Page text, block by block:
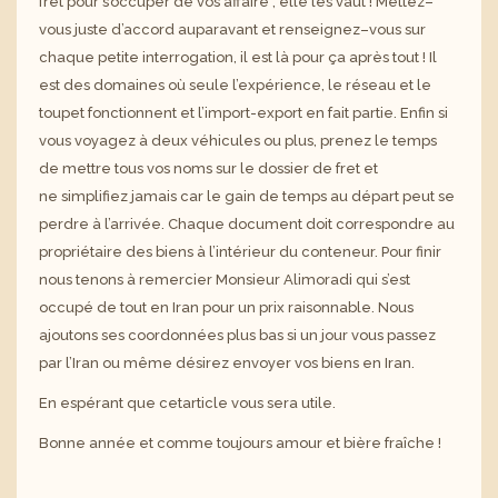
vous juste d’accord auparavant et renseignez–vous sur
chaque petite interrogation, il est là pour ça après tout ! Il
est des domaines où seule l’expérience, le réseau et le
toupet fonctionnent et l’import-export en fait partie. Enfin si
vous voyagez à deux véhicules ou plus, prenez le temps
de mettre tous vos noms sur le dossier de fret et
ne simplifiez jamais car le gain de temps au départ peut se
perdre à l’arrivée. Chaque document doit correspondre au
propriétaire des biens à l’intérieur du conteneur. Pour finir
nous tenons à remercier Monsieur Alimoradi qui s’est
occupé de tout en Iran pour un prix raisonnable. Nous
ajoutons ses coordonnées plus bas si un jour vous passez
par l’Iran ou même désirez envoyer vos biens en Iran.
En espérant que cetarticle vous sera utile.
Bonne année et comme toujours amour et bière fraîche !